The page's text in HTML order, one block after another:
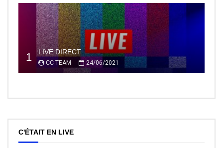
1 LIVE DIRECT
CC TEAM 24/06/2021
C'ÉTAIT EN LIVE